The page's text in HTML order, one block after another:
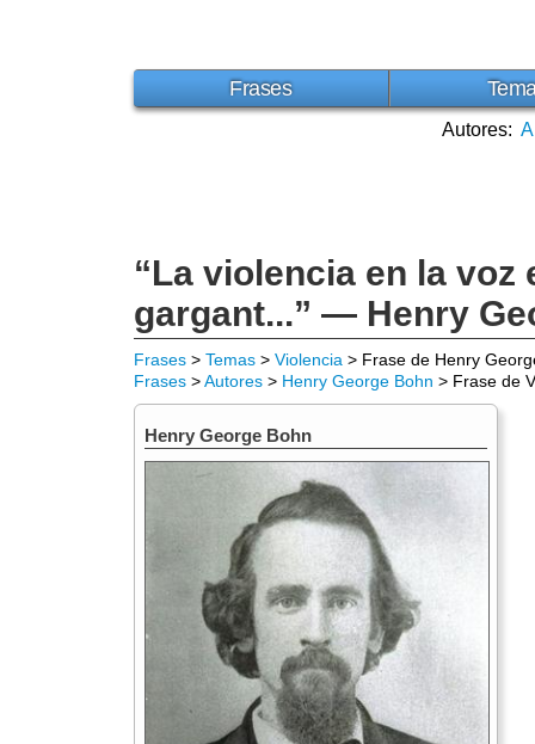
Frases
Autores: A
“La violencia en la
gargant...” — Henry
Frases > Temas > Violencia > Frase de Henry
Frases >Autores > Henry George Bohn > Frase de
Henry George Bohn